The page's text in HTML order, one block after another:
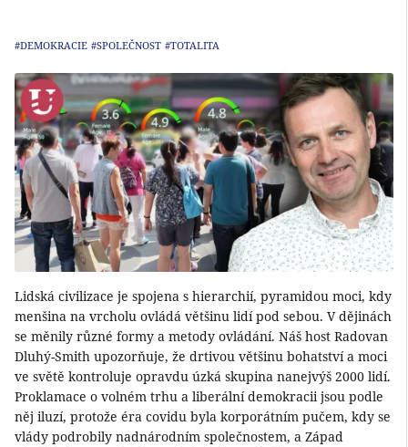
#DEMOKRACIE #SPOLEČNOST #TOTALITA
Lidská civilizace je spojena s hierarchií, pyramidou moci, kdy
menšina na vrcholu ovládá většinu lidí pod sebou. V dějinách
se měnily různé formy a metody ovládání. Náš host Radovan
Dluhý-Smith upozorňuje, že drtivou většinu bohatství a moci
ve světě kontroluje opravdu úzká skupina nanejvýš 2000 lidí.
Proklamace o volném trhu a liberální demokracii jsou podle
něj iluzí, protože éra covidu byla korporátním pučem, kdy se
vlády podrobily nadnárodním společnostem, a Západ